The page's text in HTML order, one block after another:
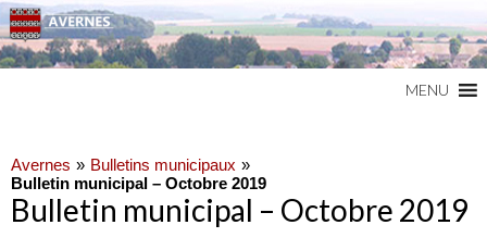
MENU
Avernes
Bulletins municipaux
Bulletin municipal – Octobre 2019
Bulletin municipal – Octobre 2019